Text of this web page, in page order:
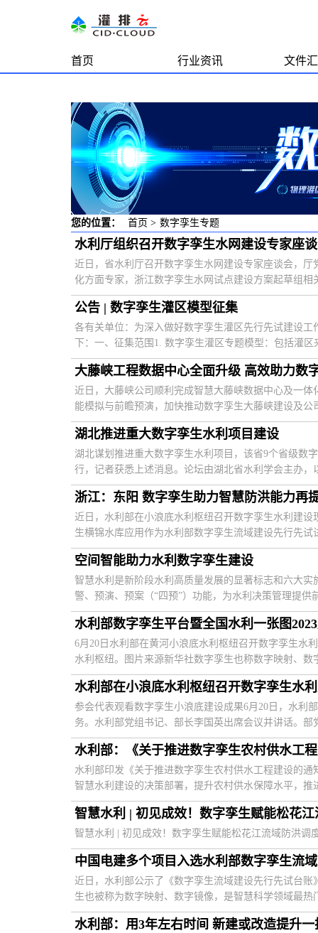
首页 行业资讯 文件
您的位置： 首页 > 数字孪生专题
水利厅组织召开数字孪生水网建设专家座
近日，省水利厅召开数字孪生水网建设专家座谈会，
化方面专家，浙江数字孪生水网试点建设方案起草组相
公告 | 数字孪生灌区模型征集
各有关单位：为深入做好数字孪生灌区先行先试建设
下：一、征集范围1. 数字孪生灌区专题模型：包括灌区
大藤峡工程数据中心全面升级 高效助力数
近日，大藤峡公司顺利完成智慧大藤峡数据中心及一
能模拟与前瞻预演，加快推动数字孪生大藤峡建设及公
湖北推进重大数字孪生水利项目建设
湖北谋划推进重大数字孪生水利项目，该省9个省级数
行，记者获悉上述消息。论坛由湖北省水利学会主办，
浙江：东阳 数字孪生助力智慧防洪能力再
近日，水利部在小浪底水利枢纽召开数字孪生水利建
生横锦水库应用作为水利部数字孪生流域建设先行先试
空间智能助力水利数字孪生建设
智慧水利是新阶段水利高质量发展的显著标志和六大
警、预演、预案（“四预”）功能，为水利决策管理提供
水利部数字孪生平台暨全国水利一张图
6月20日水利部在黄河小浪底水利枢纽召开数字孪生水
水利枢纽。图片来源新华社数字孪生也称数字映射、数
水利部在小浪底水利枢纽召开数字孪生水
参会代表观看数字孪生小浪底建设成果6月20日，水利
务。水利部党组书记、部长李国英出席会议并讲话。部
水利部：《关于推进数字孪生农村供水工
水利部印发《关于推进数字孪生农村供水工程建设的
智慧水利建设的决策部署，提升农村供水保障水平，推
智慧水利 | 初见成效！数字孪生赋能松花
智慧水利 | 初见成效！数字孪生赋能松花江流域防洪调
中国电建多个项目入选水利部数字孪生流
近日，水利部公示了《数字孪生流域建设先行先试台
生也被称为数字映射、数字镜像，是智慧科学领域最热
水利部：用3年左右时间 新建或改造提升